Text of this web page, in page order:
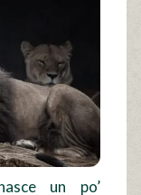
un po’